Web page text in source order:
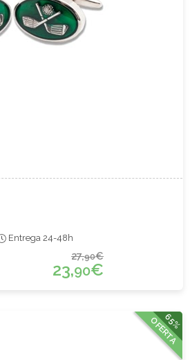
Entrega 24-48h
27,90€
23,90€
65%
OFERTA